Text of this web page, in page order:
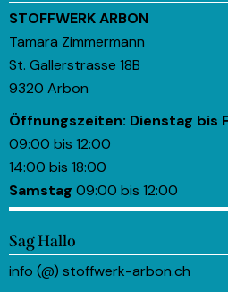
STOFFWERK ARBON
Tamara Zimmermann
St. Gallerstrasse 18B
9320 Arbon
Öffnungszeiten: Dienstag bis
09:00 bis 12:00
14:00 bis 18:00
Samstag 09:00 bis 12:00
Sag Hallo
info (@) stoffwerk-arbon.ch